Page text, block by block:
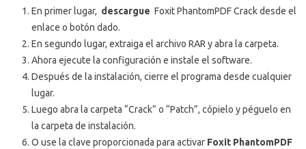
En primer lugar, descargue Foxit PhantomPDF Crack desde el
enlace o botón dado.
En segundo lugar, extraiga el archivo RAR y abra la carpeta.
Ahora ejecute la configuración e instale el software.
Después de la instalación, cierre el programa desde cualquier
lugar.
Luego abra la carpeta “Crack” o “Patch”, cópielo y péguelo en
la carpeta de instalación.
O use la clave proporcionada para activar Foxit PhantomPDF